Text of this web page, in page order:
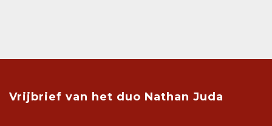
Vrijbrief van het duo Nathan Juda